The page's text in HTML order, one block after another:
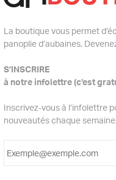
La boutique vous permet
panoplie d’aubaines.
S’INSCRIRE
à notre infolettre (c’est
Inscrivez-vous à l’infolettre
nouveautés chaque